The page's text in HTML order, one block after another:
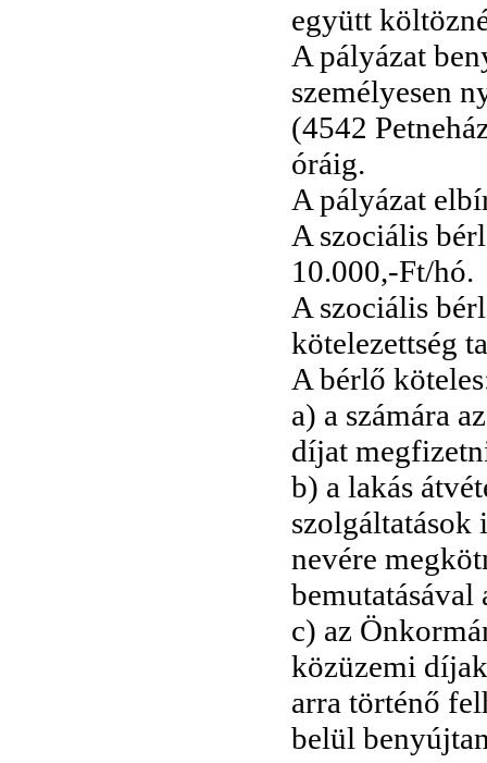
együtt
A pályázat
személyesen
(4542
óráig.
A pályázat
A szociális
10.000,-Ft/hó.
A szociális
kötelezettség
A bérlő
a) a számára
díjat
b) a lakás
szolgáltatások
nevére
c) az
közüzemi
arra történő
belül